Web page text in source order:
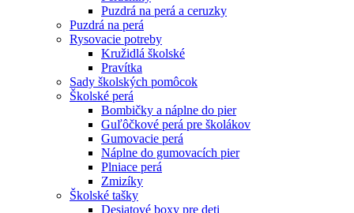
Puzdrá na perá a ceruzky
Puzdrá na perá
Rysovacie potreby
Kružidlá školské
Pravítka
Sady školských pomôcok
Školské perá
Bombičky a náplne do pier
Guľôčkové perá pre školákov
Gumovacie perá
Náplne do gumovacích pier
Plniace perá
Zmizíky
Školské tašky
Desiatové boxy pre deti